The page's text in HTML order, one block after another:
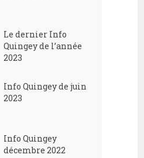
Le dernier Info
Quingey de l’année
2023
Info Quingey de juin
2023
Info Quingey
décembre 2022